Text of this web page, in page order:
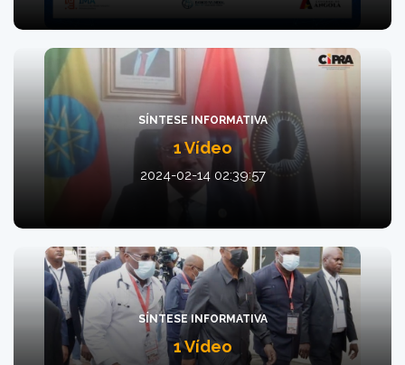
SÍNTESE INFORMATIVA
1 Vídeo
2024-02-14 02:39:57
SÍNTESE INFORMATIVA
1 Vídeo